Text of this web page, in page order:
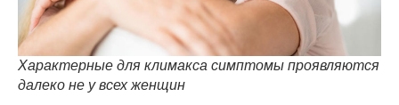
Характерные для климакса симптомы проявляются
далеко не у всех женщин